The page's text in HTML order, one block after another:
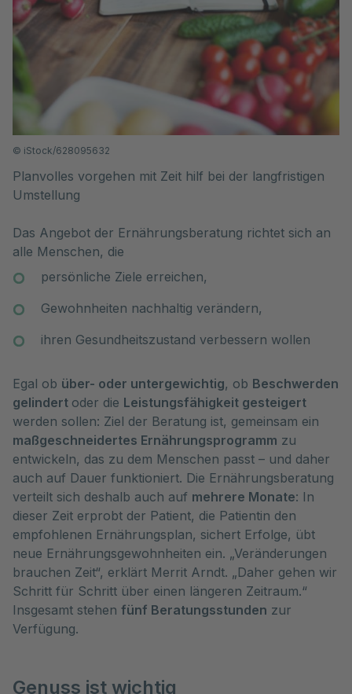
© iStock/628095632
Planvolles vorgehen mit Zeit hilf bei der langfristigen
Umstellung
Das Angebot der Ernährungsberatung richtet sich an
alle Menschen, die
persönliche Ziele erreichen,
Gewohnheiten nachhaltig verändern,
ihren Gesundheitszustand verbessern wollen
Egal ob über- oder untergewichtig, ob Beschwerden
gelindert oder die Leistungsfähigkeit gesteigert
werden sollen: Ziel der Beratung ist, gemeinsam ein
maßgeschneidertes Ernährungsprogramm zu
entwickeln, das zu dem Menschen passt – und daher
auch auf Dauer funktioniert. Die Ernährungsberatung
verteilt sich deshalb auch auf mehrere Monate: In
dieser Zeit erprobt der Patient, die Patientin den
empfohlenen Ernährungsplan, sichert Erfolge, übt
neue Ernährungsgewohnheiten ein. „Veränderungen
brauchen Zeit“, erklärt Merrit Arndt. „Daher gehen wir
Schritt für Schritt über einen längeren Zeitraum.“
Insgesamt stehen fünf Beratungsstunden zur
Verfügung.
Genuss ist wichtig